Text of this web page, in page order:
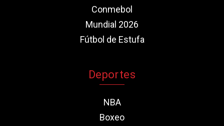
Conmebol
Mundial 2026
Fútbol de Estufa
Deportes
NBA
Boxeo